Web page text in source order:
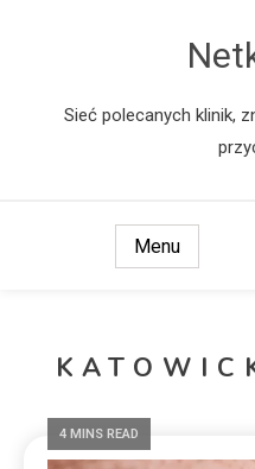
Sieć polecanych klinik,
Menu
4 MINS READ